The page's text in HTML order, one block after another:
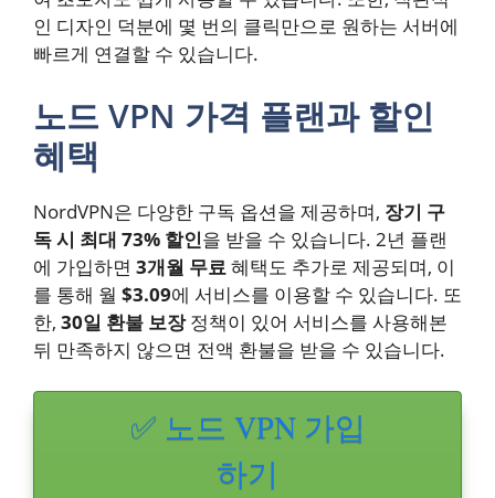
인 디자인 덕분에 몇 번의 클릭만으로 원하는 서버에
빠르게 연결할 수 있습니다.
노드 VPN 가격 플랜과 할인
혜택
NordVPN은 다양한 구독 옵션을 제공하며, 장기 구
독 시 최대 73% 할인을 받을 수 있습니다. 2년 플랜
에 가입하면 3개월 무료 혜택도 추가로 제공되며, 이
를 통해 월 $3.09에 서비스를 이용할 수 있습니다. 또
한, 30일 환불 보장정책이 있어 서비스를 사용해본
뒤 만족하지 않으면 전액 환불을 받을 수 있습니다.
✅ 노드 VPN 가입
하기